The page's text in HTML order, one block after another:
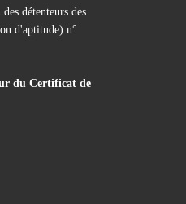
détenteurs des
d'aptitude) n°
du Certificat de